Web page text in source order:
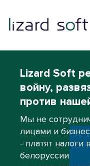
Lizard Soft
войну,
против
Мы не
лицами и
- платят
белоруссии